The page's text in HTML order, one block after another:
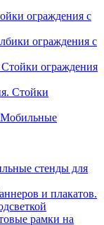
ограждения с
ограждения с
ограждения
Стойки
Мобильные
стенды для
и плакатов.
рамки на